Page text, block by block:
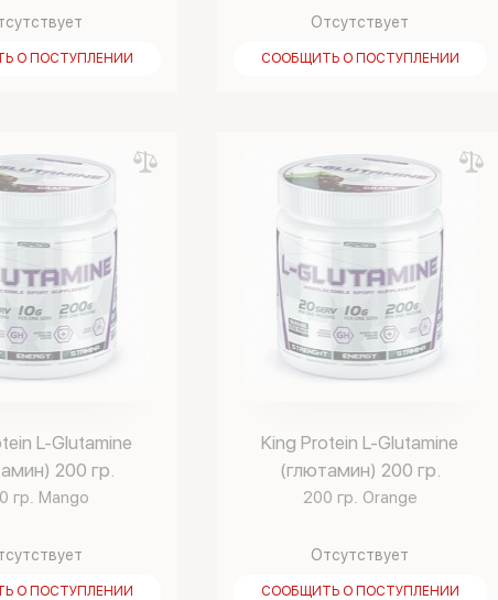
О ПОСТУПЛЕНИИ
Отсутствует
СООБЩИТЬ О ПОСТУПЛЕНИИ
L-Glutamine
200 гр.
гр. Mango
О ПОСТУПЛЕНИИ
King Protein L-Glutamine
(глютамин) 200 гр.
200 гр. Orange
Отсутствует
СООБЩИТЬ О ПОСТУПЛЕНИИ